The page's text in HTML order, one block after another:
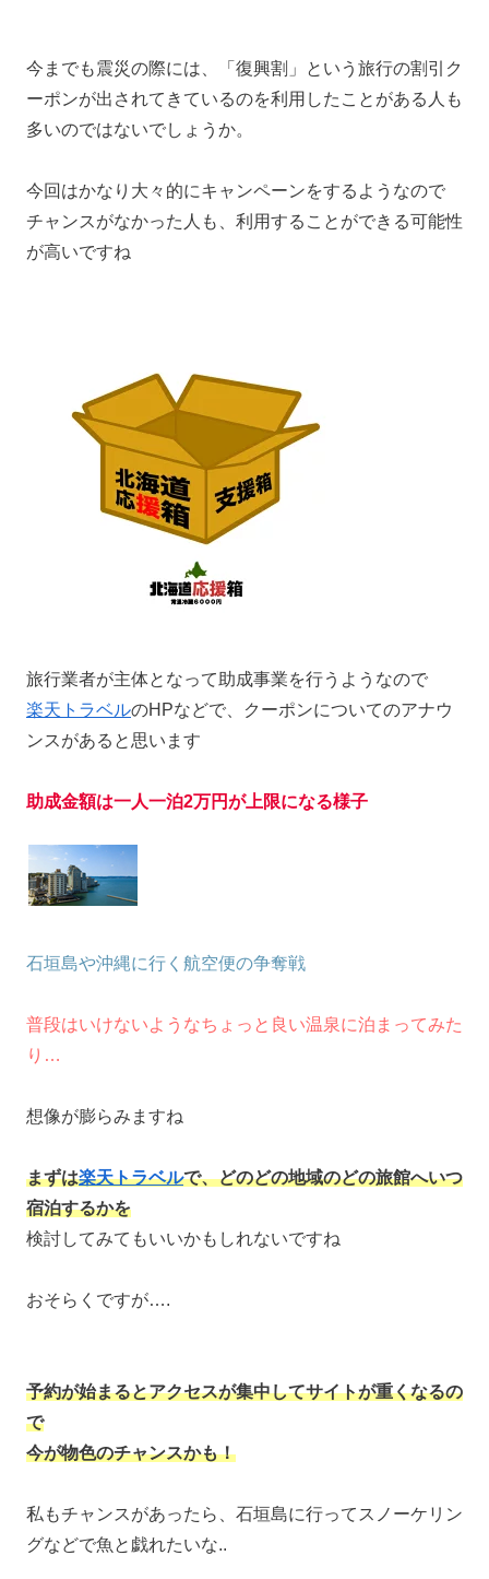
今までも震災の際には、「復興割」という旅行の割引ク
ーポンが出されてきているのを利用したことがある人も
多いのではないでしょうか。
今回はかなり大々的にキャンペーンをするようなので
チャンスがなかった人も、利用することができる可能性
が高いですね
旅行業者が主体となって助成事業を行うようなので
楽天トラベルのHPなどで、クーポンについてのアナウ
ンスがあると思います
助成金額は一人一泊2万円が上限になる様子
石垣島や沖縄に行く航空便の争奪戦
普段はいけないようなちょっと良い温泉に泊まってみた
り…
想像が膨らみますね
まずは楽天トラベルで、どのどの地域のどの旅館へいつ
宿泊するかを
検討してみてもいいかもしれないですね
おそらくですが….
予約が始まるとアクセスが集中してサイトが重くなるの
で
今が物色のチャンスかも！
私もチャンスがあったら、石垣島に行ってスノーケリン
グなどで魚と戯れたいな..